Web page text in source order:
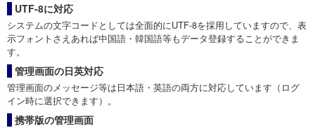
UTF-8に対応
システムの文字コードとしては全面的にUTF-8を採用していますので、表
示フォントさえあれば中国語・韓国語等もデータ登録することができま
す。
管理画面の日英対応
管理画面のメッセージ等は日本語・英語の両方に対応しています（ログ
イン時に選択できます）。
携帯版の管理画面